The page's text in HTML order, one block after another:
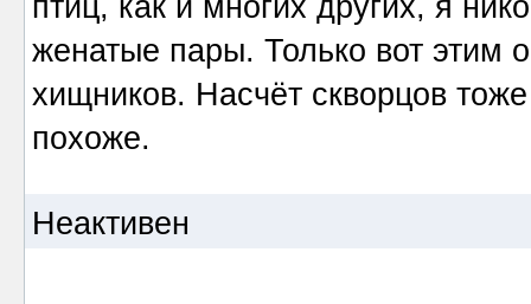
женатые пары. Только вот этим
хищников. Насчёт скворцов
похоже.
Неактивен